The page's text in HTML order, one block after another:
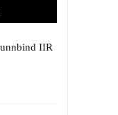
IIR